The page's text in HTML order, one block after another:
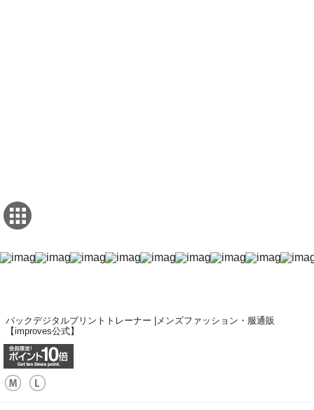
バックデジタルプリントトレーナー |メンズファッション・服通販
【improves公式】